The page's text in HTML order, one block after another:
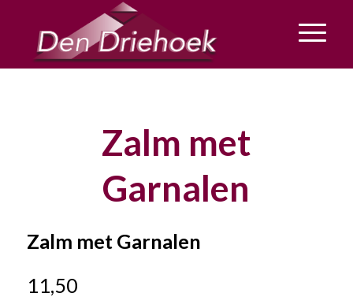
Zalm met
Garnalen
Zalm met Garnalen
11,50